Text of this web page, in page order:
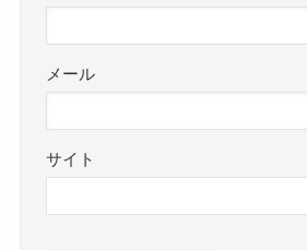
メール
サイト